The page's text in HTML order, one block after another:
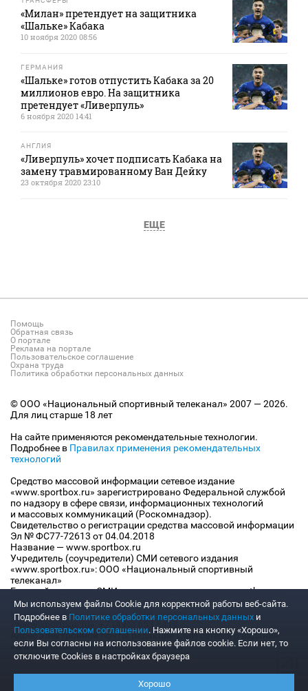
«Милан» претендует на защитника
«Шальке» Кабака
10 ноября 2020 08:56
ГЕРМАНИЯ
«Шальке» готов отпустить Кабака за 20
миллионов евро. На защитника
претендует «Ливерпуль»
6 ноября 2020 14:41
АНГЛИЯ
«Ливерпуль» хочет подписать Кабака на
замену травмированному Ван Дейку
23 октября 2020 23:10
ЕЩЕ
Помощь
Обратная связь
О портале
Реклама на портале
Пользовательское соглашение
Охрана труда
Политика обработки персональных данных
© ООО «Национальный спортивный телеканал» 2007 — 2026.
Для лиц старше 18 лет
На сайте применяются рекомендательные технологии.
Подробнее в Правилах применения рекомендательных
технологий
Средство массовой информации сетевое издание
«www.sportbox.ru» зарегистрировано Федеральной службой
по надзору в сфере связи, информационных технологий
и массовых коммуникаций (Роскомнадзор).
Свидетельство о регистрации средства массовой информации
Эл № ФС77-72613 от 04.04.2018
Название — www.sportbox.ru
Учредитель (соучредители) СМИ сетевого издания
«www.sportbox.ru»: ООО «Национальный спортивный
телеканал»
Главный редактор СМИ сетевого издания «www.sportbox.ru»:
Конов В.А.
Номер телефона редакции СМИ сетевого издания
«www.sportbox.ru»: +7 (495) 653 8419
Адрес электронной почты редакции СМИ сетевого издания
«www.sportbox.ru»: editor@sportbox.ru
Мы используем файлы Сookie для корректной работы веб-сайта.
Подробнее в Политике обработки персональных данных и
Пользовательском соглашении. Нажмите на кнопку «Хорошо»,
если Вы согласны на использование файлов cookie. Если нет, то
отключите Cookies в настройках браузера
Хорошо